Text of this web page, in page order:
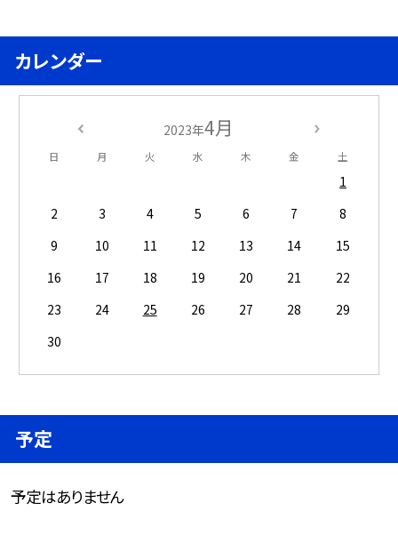
カレンダー
2023年4月
日 月 火 水 木 金 土
1
2
3 4 5 6 7
8
9
10 11 12 13 14
15
16
17 18 19 20 21
22
23
24 25 26 27 28
29
30
予定
予定はありません